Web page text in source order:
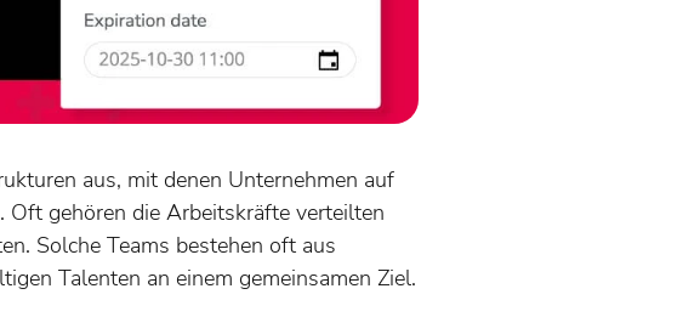
aus, mit denen Unternehmen auf
gehören die Arbeitskräfte verteilten
Solche Teams bestehen oft aus
Talenten an einem gemeinsamen Ziel.